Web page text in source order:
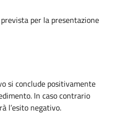
per la presentazione
si conclude positivamente
In caso contrario
l’esito negativo.